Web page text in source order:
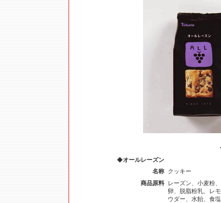
◆オールレーズン
名称 クッキー
商品原料 レーズン、小麦粉
卵、脱脂粉乳、レ
ウダー、水飴、食